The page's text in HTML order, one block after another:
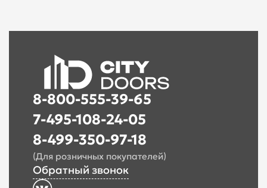
8-800-555-39-65
7-495-108-24-05
8-499-350-97-18
(Для розничных покупателей)
Обратный звонок